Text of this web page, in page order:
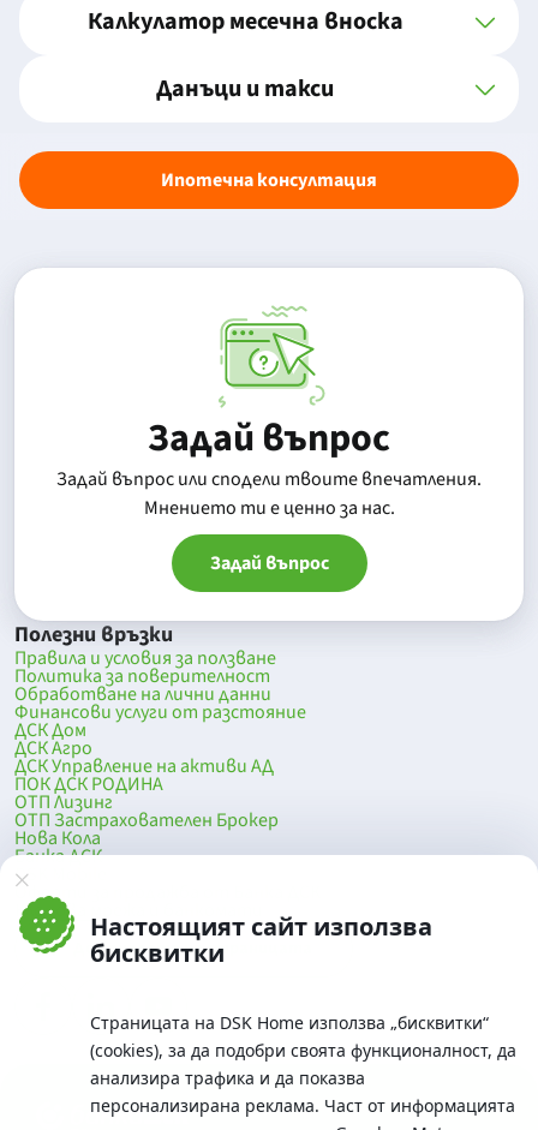
Настоящият сайт използва
бисквитки
Страницата на DSK Home използва „бисквитки“
(cookies), за да подобри своята функционалност, да
анализира трафика и да показва
персонализирана реклама. Част от информацията
Калкулатор месечна вноска
Данъци и такси
Ипотечна консултация
Задай въпрос
Задай въпрос или сподели твоите впечатления.
Mнението ти е ценно за нас.
Задай въпрос
Полезни връзки
Правила и условия за ползване
Политика за поверителност
Обработване на лични данни
Финансови услуги от разстояние
ДСК Дом
ДСК Агро
ДСК Управление на активи АД
ПОК ДСК РОДИНА
ОТП Лизинг
ОТП Застрахователен Брокер
Нова Кола
Банка ДСК
DSK Mobile
Оферти за продажба от Банка ДСК
Клонова мрежа и банкомати
До началото на страницата